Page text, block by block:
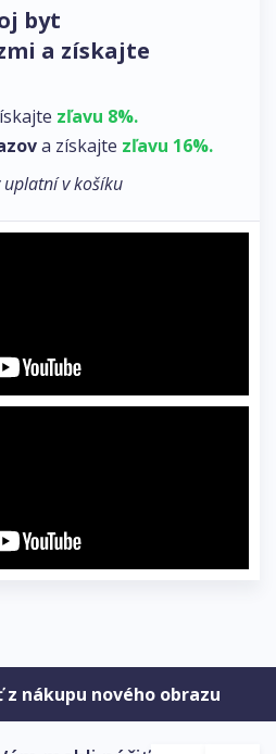
byt
a získajte
zľavu 8%.
a získajte zľavu 16%.
v košíku
nákupu nového obrazu